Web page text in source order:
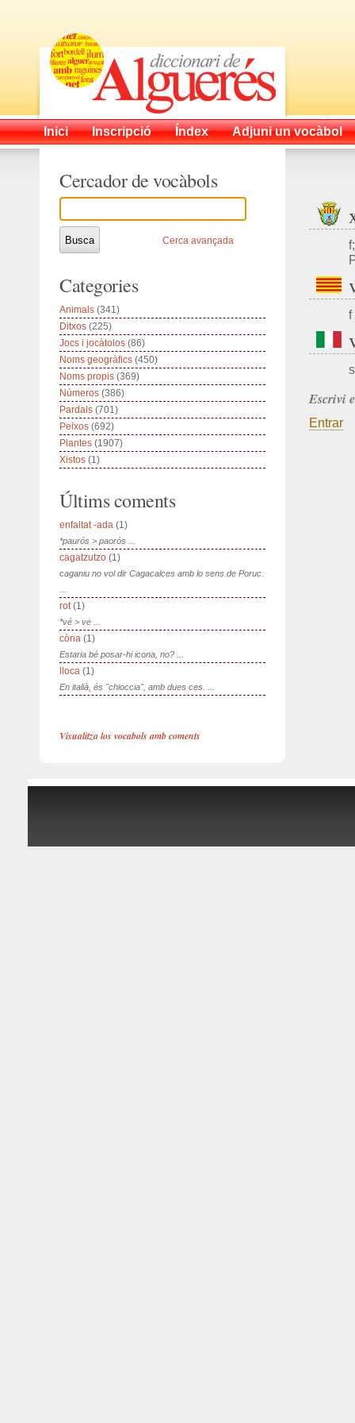
Inici Inscripció Índex Adjuni un vocàbol
f
Escrivi
Entrar
Cercador de vocàbols
Cerca avançada
Categories
Animals (341)
Ditxos (225)
Jocs i jocàtolos (86)
Noms geogràfics (450)
Noms propis (369)
Números (386)
Pardals (701)
Peixos (692)
Plantes (1907)
Xistos (1)
Últims coments
enfaltat -ada (1)
*paurós > paorós ...
cagatzutzo (1)
caganiu no vol dir Cagacalces amb lo sens de Poruc.
rot(1)
*vé > ve ...
còna (1)
Estaria bé posar-hi icona, no? ...
lloca (1)
En italià, és "chioccia", amb dues ces. ...
Visualitza los vocabols amb coments